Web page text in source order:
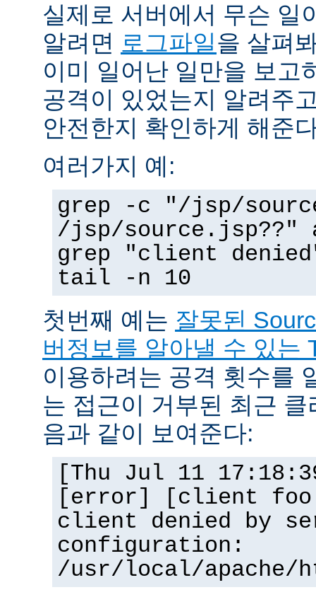
실제로 서버에서 무슨 일
알려면 로그파일을 살펴
이미 일어난 일만을 보고
공격이 있었는지 알려주
안전한지 확인하게 해준
여러가지 예:
grep -c "/jsp/
/jsp/source.jsp??"
grep "client
tail -n 10
첫번째 예는 잘못된
버정보를 알아낼 수 있는
이용하려는 공격 횟수를
는 접근이 거부된 최근
음과 같이 보여준다:
[Thu Jul 11
[error] [client
client denied by
configuration:
/usr/local/apache/